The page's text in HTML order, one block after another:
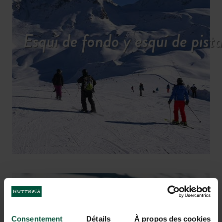
Consentement Détails À propos des cookies
Esquí de fondo y esquí de